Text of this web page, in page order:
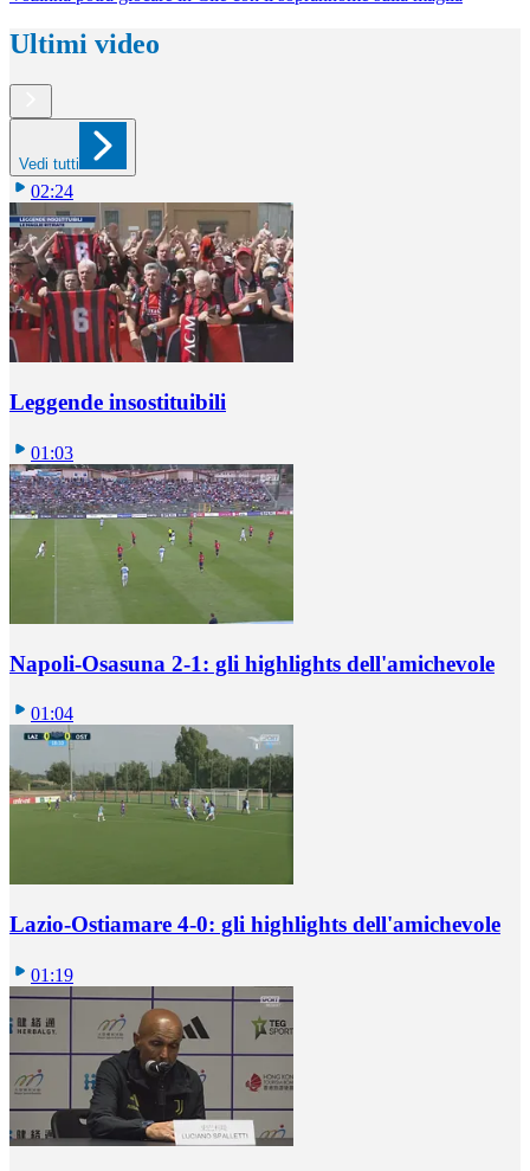
Ultimi video
Vedi tutti
02:24
Leggende insostituibili
01:03
Napoli-Osasuna 2-1: gli highlights dell'amichevole
01:04
Lazio-Ostiamare 4-0: gli highlights dell'amichevole
01:19